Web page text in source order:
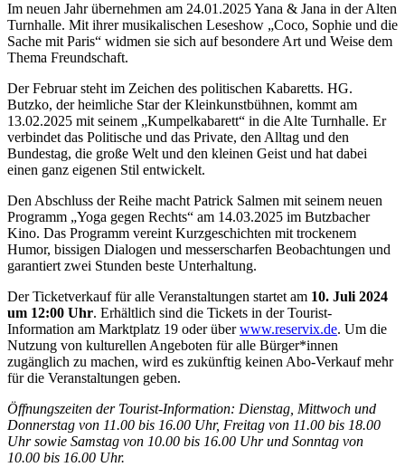
Im neuen Jahr übernehmen am 24.01.2025 Yana & Jana in der Alten
Turnhalle. Mit ihrer musikalischen Leseshow „Coco, Sophie und die
Sache mit Paris“ widmen sie sich auf besondere Art und Weise dem
Thema Freundschaft.
Der Februar steht im Zeichen des politischen Kabaretts. HG.
Butzko, der heimliche Star der Kleinkunstbühnen, kommt am
13.02.2025 mit seinem „Kumpelkabarett“ in die Alte Turnhalle. Er
verbindet das Politische und das Private, den Alltag und den
Bundestag, die große Welt und den kleinen Geist und hat dabei
einen ganz eigenen Stil entwickelt.
Den Abschluss der Reihe macht Patrick Salmen mit seinem neuen
Programm „Yoga gegen Rechts“ am 14.03.2025 im Butzbacher
Kino. Das Programm vereint Kurzgeschichten mit trockenem
Humor, bissigen Dialogen und messerscharfen Beobachtungen und
garantiert zwei Stunden beste Unterhaltung.
Der Ticketverkauf für alle Veranstaltungen startet am 10. Juli 2024
um 12:00 Uhr. Erhältlich sind die Tickets in der Tourist-
Information am Marktplatz 19 oder überwww.reservix.de. Um die
Nutzung von kulturellen Angeboten für alle Bürger*innen
zugänglich zu machen, wird es zukünftig keinen Abo-Verkauf mehr
für die Veranstaltungen geben.
Öffnungszeiten der Tourist-Information: Dienstag, Mittwoch und
Donnerstag von 11.00 bis 16.00 Uhr, Freitag von 11.00 bis 18.00
Uhr sowie Samstag von 10.00 bis 16.00 Uhr und Sonntag von
10.00 bis 16.00 Uhr.